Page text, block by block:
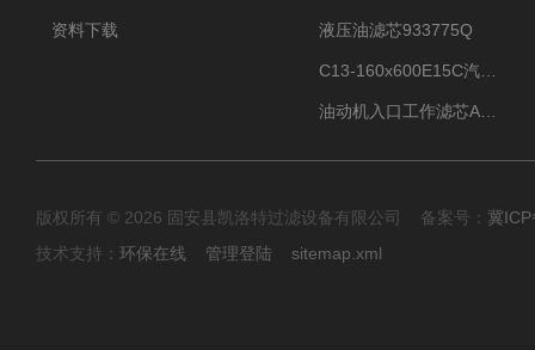
资料下载 液压油滤芯933775Q
版权所有 © 2026 固安县凯洛特过滤设备有限公司 备案号： 冀
技术支持： 环保在线 管理登陆 sitemap.xml